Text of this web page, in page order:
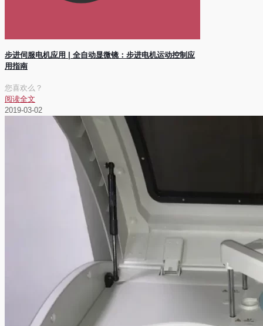
步进伺服电机应用 | 全自动显微镜：步进电机运动控制应
用指南
您喜欢么？
阅读全文
2019-03-02